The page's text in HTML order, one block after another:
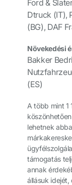
Ford &
Dtruck (IT),
(BG), DAF
Növekedési
Bakker
(ES)
A több mint 1
lehetnek
támogatás
annak
állásuk